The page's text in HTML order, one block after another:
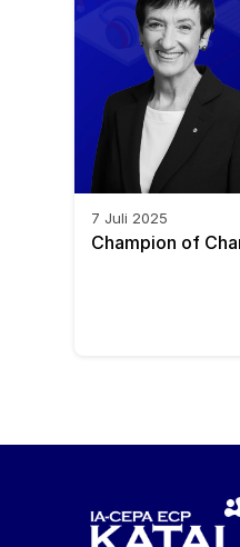
7 Juli 2025
Champion of